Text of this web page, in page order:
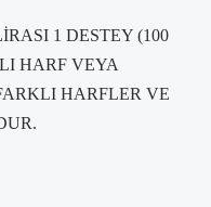
1 DESTEY (100
HARF VEYA
HARFLER VE